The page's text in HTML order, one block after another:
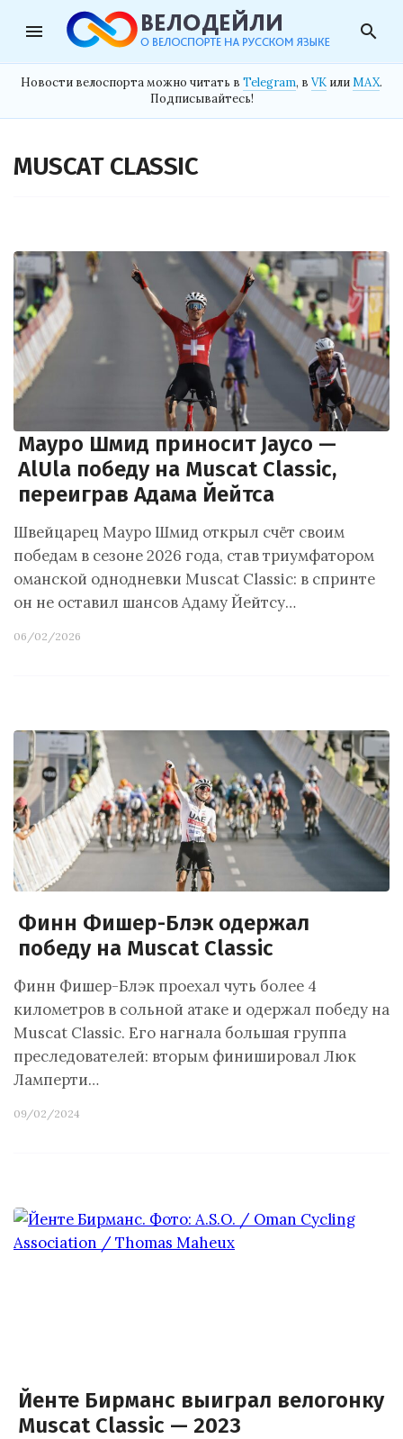
menu search
Новости велоспорта можно читать в Telegram, в VK илиMAX.
Подписывайтесь!
MUSCAT CLASSIC
Мауро Шмид приносит Jayco —
AlUla победу на Muscat Classic,
переиграв Адама Йейтса
Швейцарец Мауро Шмид открыл счёт своим
победам в сезоне 2026 года, став триумфатором
оманской однодневки Muscat Classic: в спринте
он не оставил шансов Адаму Йейтсу…
06/02/2026
Финн Фишер-Блэк одержал
победу на Muscat Classic
Финн Фишер-Блэк проехал чуть более 4
километров в сольной атаке и одержал победу на
Muscat Classic. Его нагнала большая группа
преследователей: вторым финишировал Люк
Ламперти…
09/02/2024
Йенте Бирманс выиграл велогонку
Muscat Classic — 2023